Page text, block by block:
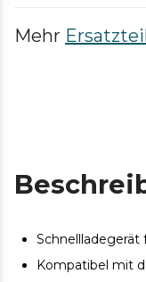
Mehr
Schnellladegerät
Kompatibel mit